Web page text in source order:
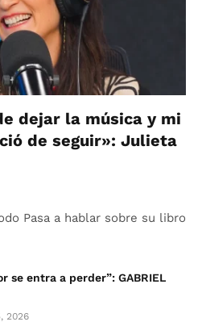
dejar la música y mi
de seguir»: Julieta
Pasa a hablar sobre su libro
se entra a perder”: GABRIEL
2026